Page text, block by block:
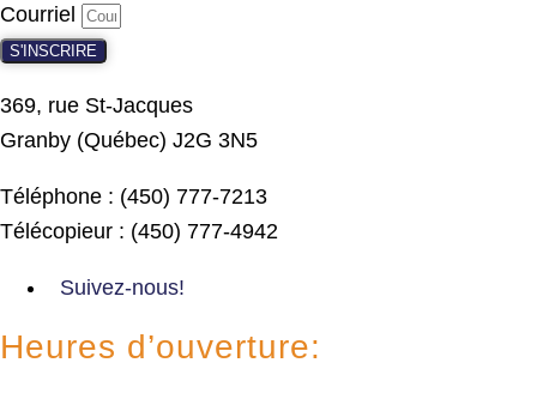
Courriel
S'INSCRIRE
369, rue St-Jacques
Granby (Québec) J2G 3N5
Téléphone : (450) 777-7213
Télécopieur : (450) 777-4942
Suivez-nous!
Heures d’ouverture: